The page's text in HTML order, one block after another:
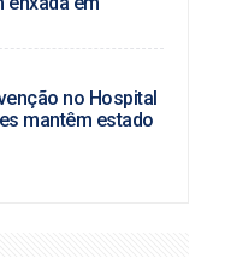
no Hospital
mantêm estado